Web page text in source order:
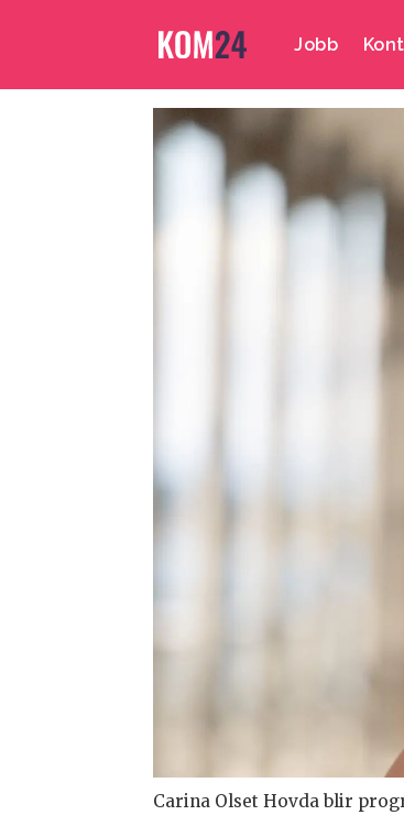
Jobb
Carina Olset Hovda blir